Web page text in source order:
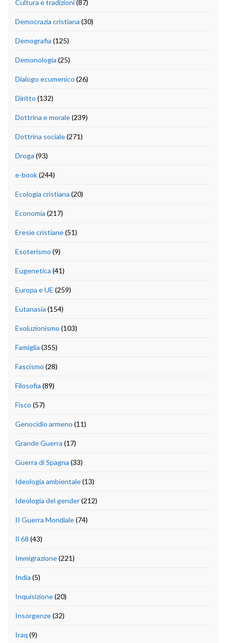
Cultura e tradizioni(87)
Democrazia cristiana (30)
Demografia (125)
Demonologia (25)
Dialogo ecumenico (26)
Diritto (132)
Dottrina e morale(239)
Dottrina sociale(271)
Droga (93)
e-book(244)
Ecologia cristiana (20)
Economia (217)
Eresie cristiane(51)
Esoterismo (9)
Eugenetica (41)
Europa e UE (259)
Eutanasia (154)
Evoluzionismo (103)
Famiglia (355)
Fascismo (28)
Filosofia (89)
Fisco (57)
Genocidio armeno (11)
Grande Guerra (17)
Guerra di Spagna (33)
Ideologia ambientale(13)
Ideologia del gender(212)
II Guerra Mondiale(74)
Il 68 (43)
Immigrazione(221)
India (5)
Inquisizione(20)
Insorgenze(32)
Iraq (9)